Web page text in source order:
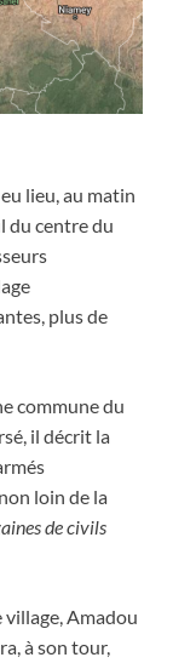
lieu, au matin
du centre du
plus de
commune du
il décrit la
loin de la
de civils
village, Amadou
à son tour,